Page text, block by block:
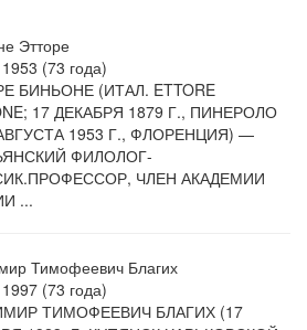
Этторе
(73 года)
БИНЬОНЕ (ИТАЛ. ETTORE
17 ДЕКАБРЯ 1879 Г., ПИНЕРОЛО
1953 Г., ФЛОРЕНЦИЯ) —
ФИЛОЛОГ-
ЧЛЕН АКАДЕМИИ
...
Тимофеевич Благих
(73 года)
ТИМОФЕЕВИЧ БЛАГИХ (17